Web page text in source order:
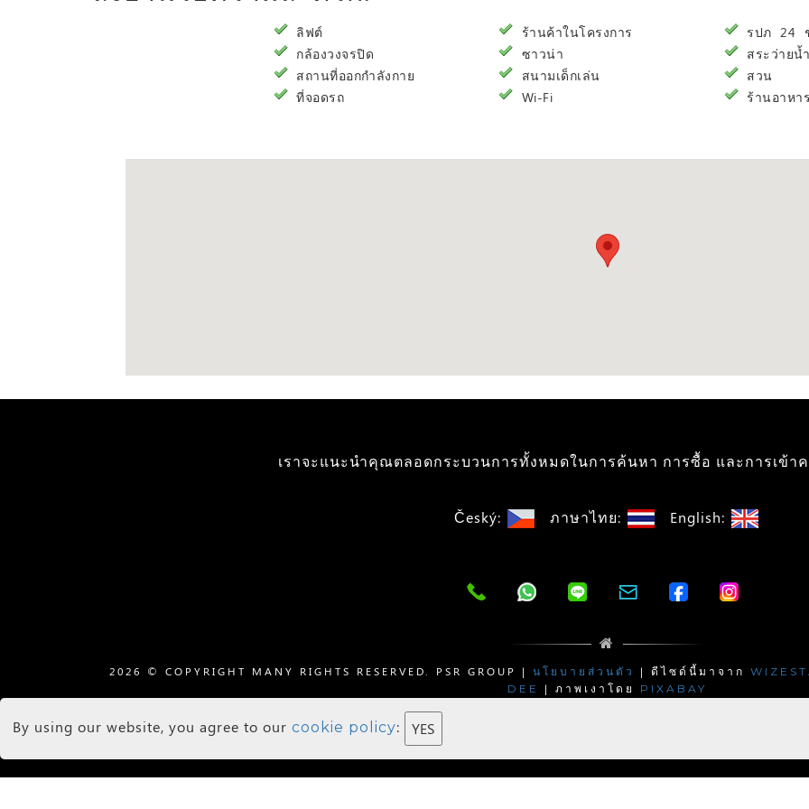
By using our website, you agree to our cookie policy:
ลิฟต์
กล้องวงจรปิด
สถานที่ออกกำลังกาย
ที่จอดรถ
ร้านค้าในโครงการ
ซาวน่า
สนามเด็กเล่น
Wi-Fi
รปภ 24 ชั่
สระว่ายน้ำ
สวน
ร้านอาหาร
เราจะแนะนำคุณตลอดกระบวนการทั้งหมดในการค้นหา การซื้อ และการเข้า
Český: ภาษาไทย: English:
2026 © COPYRIGHT MANY RIGHTS RESERVED. PSR GROUP | นโยบายส่วนตัว | ดีไซด์นี้มาจาก
DEE
| ภาพเงาโดย PIXABAY
Agents Login